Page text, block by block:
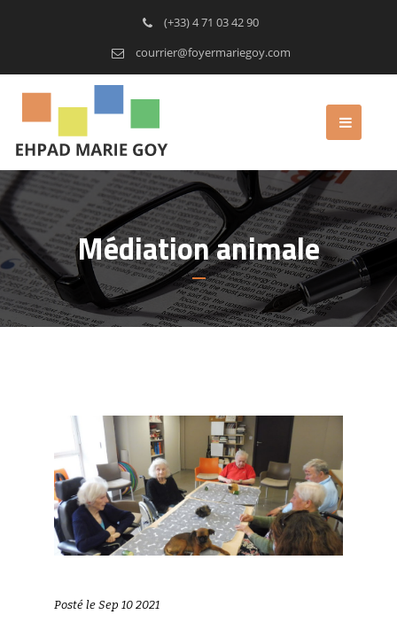
(+33) 4 71 03 42 90
courrier@foyermariegoy.com
Médiation animale
Posté le Sep 10 2021